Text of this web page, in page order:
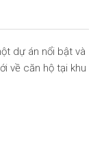
dự án nổi bật và
về căn hộ tại khu